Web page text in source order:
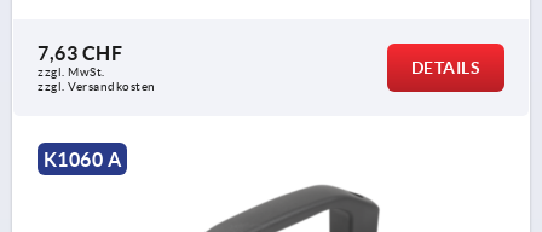
7,63 CHF
zzgl. MwSt.
zzgl. Versandkosten
DETAILS
K1060 A